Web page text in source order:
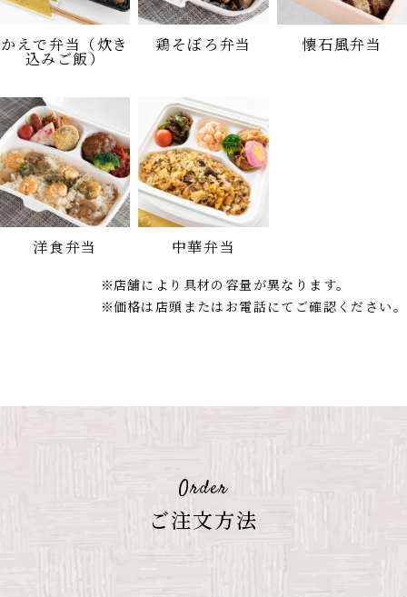
かえで弁当（炊き
込みご飯）
鶏そぼろ弁当 懐石風弁当
洋食弁当 中華弁当
店舗により具材の容量が異なります。
価格は店頭またはお電話にてご確認ください。
ご注文方法